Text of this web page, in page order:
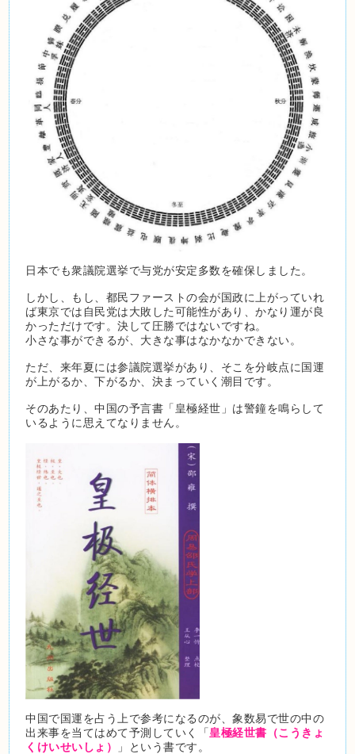
日本でも衆議院選挙で与党が安定多数を確保しました。
しかし、もし、都民ファーストの会が国政に上がっていれ
ば東京では自民党は大敗した可能性があり、かなり運が良
かっただけです。決して圧勝ではないですね。
小さな事ができるが、大きな事はなかなかできない。
ただ、来年夏には参議院選挙があり、そこを分岐点に国運
が上がるか、下がるか、決まっていく潮目です。
そのあたり、中国の予言書「皇極経世」は警鐘を鳴らして
いるように思えてなりません。
中国で国運を占う上で参考になるのが、象数易で世の中の
出来事を当てはめて予測していく「皇極経世書（こうきょ
くけいせいしょ）
」という書です。